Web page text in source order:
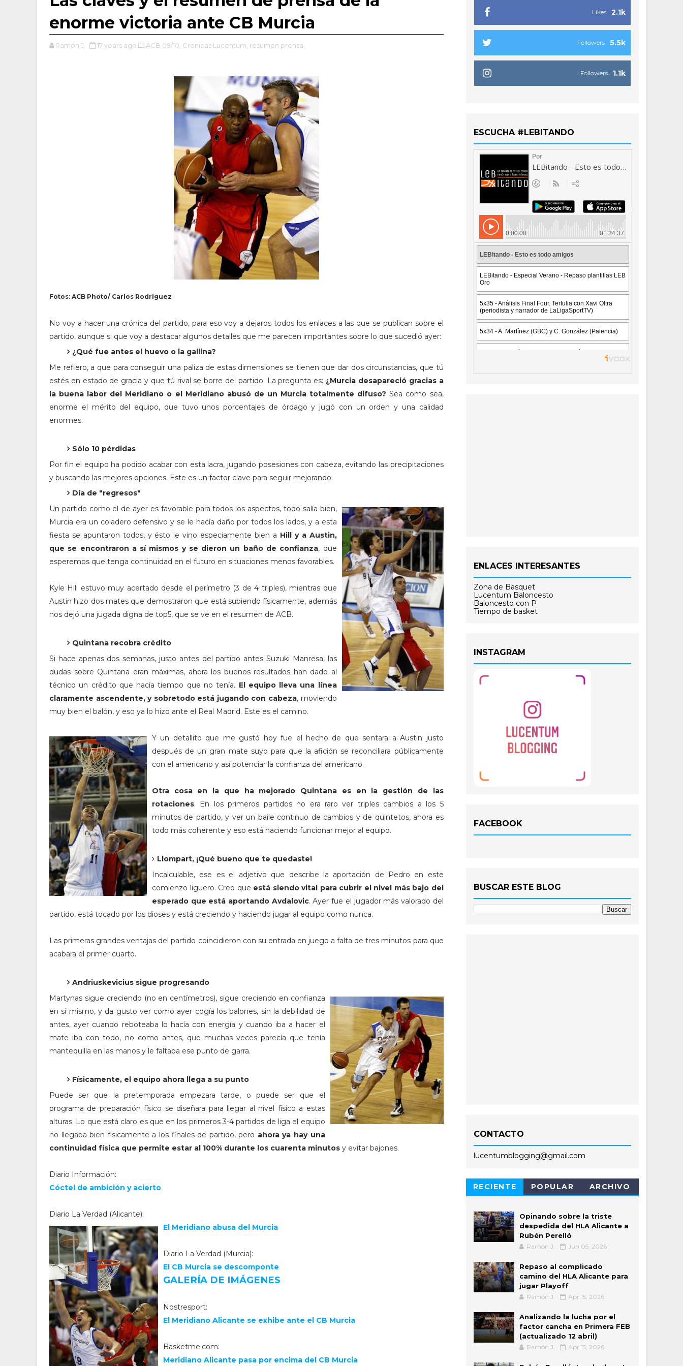
enorme victoria ante CB Murcia
Ramón J. 17 years ago ACB 09/10, Cronicas Lucentum, resumen prensa,
Fotos: ACB Photo/ Carlos Rodríguez
No voy a hacer una crónica del partido, para eso voy a dejaros todos los enlaces a las que se publican sobre el
partido, aunque si que voy a destacar algunos detalles que me parecen importantes sobre lo que sucedió ayer:
¿Qué fue antes el huevo o la gallina?
Me refiero, a que para conseguir una paliza de estas dimensiones se tienen que dar dos circunstancias, que tú
estés en estado de gracia y que tú rival se borre del partido. La pregunta es: ¿Murcia desapareció gracias a
la buena labor del Meridiano o el Meridiano abusó de un Murcia totalmente difuso? Sea como sea,
enorme el mérito del equipo, que tuvo unos porcentajes de órdago y jugó con un orden y una calidad
enormes.
Sólo 10 pérdidas
Por fin el equipo ha podido acabar con esta lacra, jugando posesiones con cabeza, evitando las precipitaciones
y buscando las mejores opciones. Este es un factor clave para seguir mejorando.
Día de "regresos"
Un partido como el de ayer es favorable para todos los aspectos, todo salía bien,
Murcia era un coladero defensivo y se le hacía daño por todos los lados, y a esta
fiesta se apuntaron todos, y ésto le vino especiamente bien a Hill y a Austin,
que se encontraron a sí mismos y se dieron un baño de confianza, que
esperemos que tenga continuidad en el futuro en situaciones menos favorables.
Kyle Hill estuvo muy acertado desde el perímetro (3 de 4 triples), mientras que
Austin hizo dos mates que demostraron que está subiendo físicamente, además
nos dejó una jugada digna de top5, que se ve en el resumen de ACB.
Quintana recobra crédito
Si hace apenas dos semanas, justo antes del partido antes Suzuki Manresa, las
dudas sobre Quintana eran máximas, ahora los buenos resultados han dado al
técnico un crédito que hacía tiempo que no tenía. El equipo lleva una línea
claramente ascendente, y sobretodo está jugando con cabeza, moviendo
muy bien el balón, y eso ya lo hizo ante el Real Madrid. Este es el camino.
Y un detallito que me gustó hoy fue el hecho de que sentara a Austin justo
después de un gran mate suyo para que la afición se reconciliara públicamente
con el americano y así potenciar la confianza del americano.
Otra cosa en la que ha mejorado Quintana es en la gestión de las
rotaciones. En los primeros partidos no era raro ver triples cambios a los 5
minutos de partido, y ver un baile continuo de cambios y de quintetos, ahora es
todo más coherente y eso está haciendo funcionar mejor al equipo.
Llompart, ¡Qué bueno que te quedaste!
Incalculable, ese es el adjetivo que describe la aportación de Pedro en este
comienzo liguero. Creo que está siendo vital para cubrir el nivel más bajo del
esperado que está aportando Avdalovic. Ayer fue el jugador más valorado del
partido, está tocado por los dioses y está creciendo y haciendo jugar al equipo como nunca.
Las primeras grandes ventajas del partido coincidieron con su entrada en juego a falta de tres minutos para que
acabara el primer cuarto.
Andriuskevicius sigue progresando
Martynas sigue creciendo (no en centímetros), sigue creciendo en confianza
en sí mismo, y da gusto ver como ayer cogía los balones, sin la debilidad de
antes, ayer cuando reboteaba lo hacía con energía y cuando iba a hacer el
mate iba con todo, no como antes, que muchas veces parecía que tenía
mantequilla en las manos y le faltaba ese punto de garra.
Físicamente, el equipo ahora llega a su punto
Puede ser que la pretemporada empezara tarde, o puede ser que el
programa de preparación físico se diseñara para llegar al nivel físico a estas
alturas. Lo que está claro es que en los primeros 3-4 partidos de liga el equipo
no llegaba bien físicamente a los finales de partido, pero ahora ya hay una
continuidad física que permite estar al 100% durante los cuarenta minutos y evitar bajones.
Diario Información:
Cóctel de ambición y acierto
Diario La Verdad (Alicante):
El Meridiano abusa del Murcia
Diario La Verdad (Murcia):
El CB Murcia se descomponte
GALERÍA DE IMÁGENES
Nostresport:
El Meridiano Alicante se exhibe ante el CB Murcia
Basketme.com:
Meridiano Alicante pasa por encima del CB Murcia
2.1k
Likes
5.5k
Followers
1.1k
Followers
ESCUCHA #LEBITANDO
ENLACES INTERESANTES
Zona de Basquet
Lucentum Baloncesto
Baloncesto con P
Tiempo de basket
INSTAGRAM
FACEBOOK
BUSCAR ESTE BLOG
CONTACTO
lucentumblogging@gmail.com
RECIENTE POPULAR ARCHIVO
Opinando sobre la triste
despedida del HLA Alicante a
Rubén Perelló
Ramón J. Jun 05, 2026
Repaso al complicado
camino del HLA Alicante para
jugar Playoff
Ramón J. Apr 15, 2026
Analizando la lucha por el
factor cancha en Primera FEB
(actualizado 12 abril)
Ramón J. Apr 15, 2026